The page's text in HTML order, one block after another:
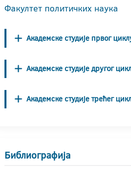
Факултет политичких наука
Академске студије првог
Академске студије другог
Академске студије трећег
Библиографија